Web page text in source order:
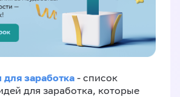
заработка - список
для заработка, которые